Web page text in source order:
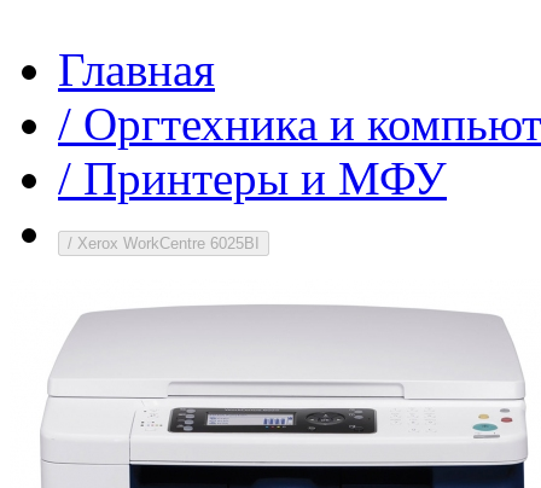
Главная
/ Оргтехника и
/ Принтеры и МФУ
/ Xerox WorkCentre 6025BI